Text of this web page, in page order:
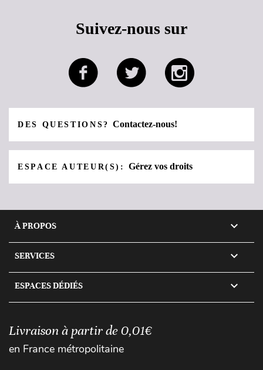
Suivez-nous sur
DES QUESTIONS?Contactez-nous!
ESPACE AUTEUR(S):Gérez vos droits
À PROPOS 
SERVICES 
ESPACES DÉDIÉS 
Livraison à partir de 0,01€
en France métropolitaine